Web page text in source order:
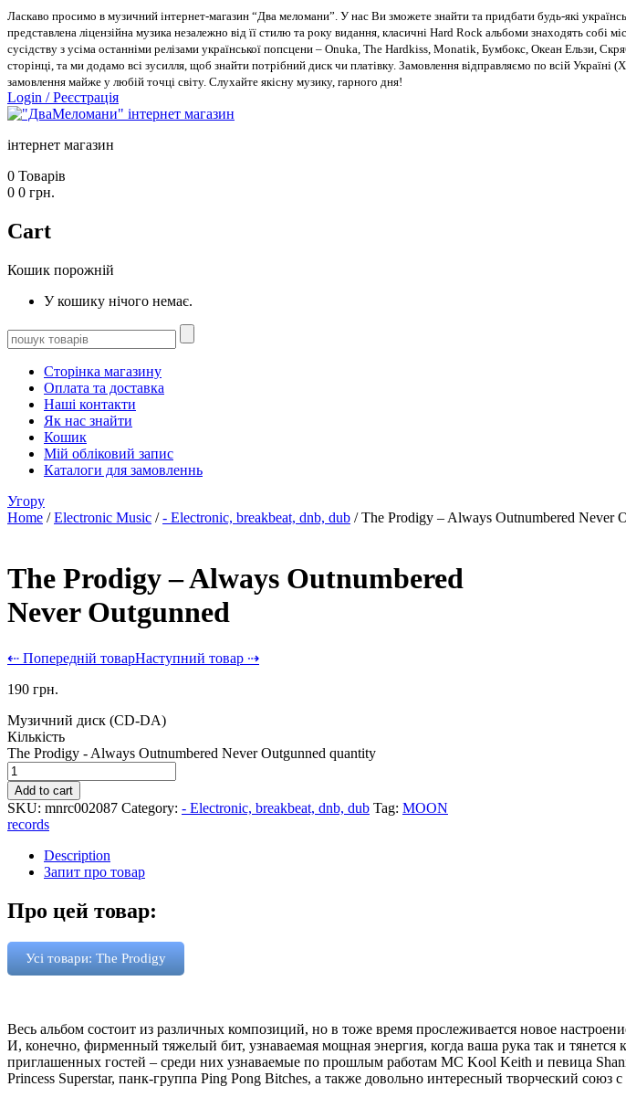
Ласкаво просимо в музичний інтернет-магазин “Два меломани”. У нас Ви зможете знайти та придбати будь-які
представлена ліцензійна музика незалежно від її стилю та року видання, класичні Hard Rock альбоми знаходять
сусідству з усіма останніми релізами української попсцени – Onuka, The Hardkiss, Monatik, Бумбокс, Океан Ельзи,
сторінці, та ми додамо всі зусилля, щоб знайти потрібний диск чи платівку. Замовлення відправляємо по всій
замовлення майже у любій точці світу. Слухайте якісну музику, гарного дня!
Login /Реєстрація
інтернет магазин
0 Товарів
0 0 грн.
Cart
Кошик порожній
У кошику нічого немає.
Сторінка магазину
Оплата та доставка
Наші контакти
Як нас знайти
Кошик
Мій обліковий запис
Каталоги для замовленнь
Угору
Home /Electronic Music /- Electronic, breakbeat, dnb, dub / The Prodigy – Always Outnumbered Never
The Prodigy – Always Outnumbered
Never Outgunned
⇠ Попередній товарНаступний товар ⇢
190 грн.
Музичний диск (CD-DA)
Кількість
The Prodigy - Always Outnumbered Never Outgunned quantity
Add to cart
SKU: mnrc002087 Category: - Electronic, breakbeat, dnb, dub Tag: MOON
records
Description
Запит про товар
Про цей товар:
Усі товари: The Prodigy
Весь альбом состоит из различных композиций, но в тоже время прослеживается новое
И, конечно, фирменный тяжелый бит, узнаваемая мощная энергия, когда ваша рука так и
приглашенных гостей – среди них узнаваемые по прошлым работам МС Kool Keith и певица
Princess Superstar, панк-группа Ping Pong Bitches, а также довольно интересный творческий союз